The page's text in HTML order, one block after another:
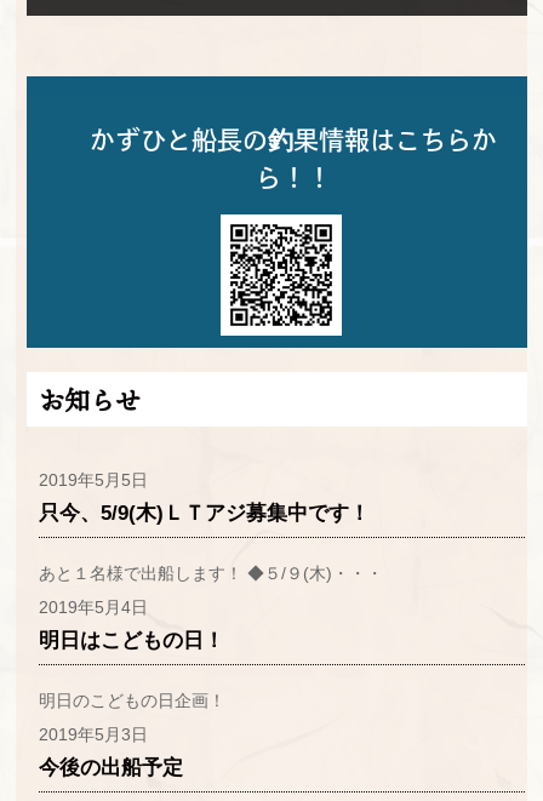
かずひと船長の釣果情報はこちらか
ら！！
お知らせ
2019年5月5日
只今、5/9(木)ＬＴアジ募集中です！
あと１名様で出船します！ ◆５/９(木)・・・
2019年5月4日
明日はこどもの日！
明日のこどもの日企画！
2019年5月3日
今後の出船予定